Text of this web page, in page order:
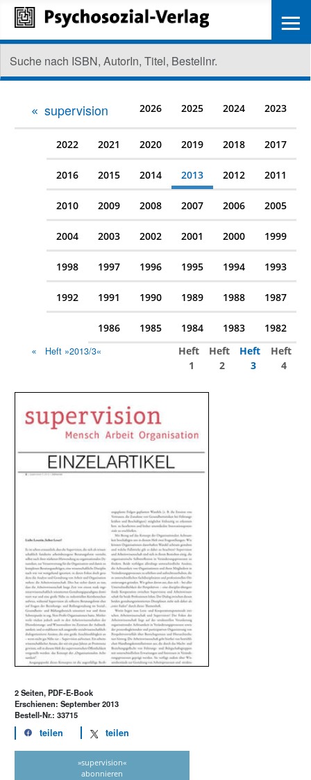
supervision 2026 2025 2024 2023
2022 2021 2020 2019 2018 2017
2016 2015 2014 2013 2012 2011
2010 2009 2008 2007 2006 2005
2004 2003 2002 2001 2000 1999
1998 1997 1996 1995 1994 1993
1992 1991 1990 1989 1988 1987
1986 1985 1984 1983 1982
Heft »2013/3«
Heft
1
Heft
2
Heft
3
Heft
4
2 Seiten, PDF-E-Book
Erschienen: September 2013
Bestell-Nr.: 33715
teilen teilen
»supervision«
abonnieren
≡